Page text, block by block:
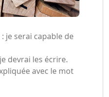
je serai capable de
devrai les écrire.
avec le mot